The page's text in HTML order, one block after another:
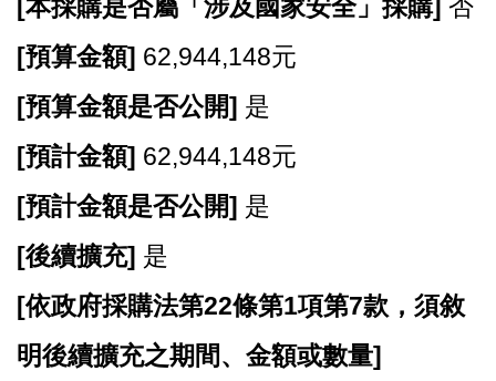
網
站
安
全
策
[本採購是否屬「涉及國家安全」採購] 否
[預算金額] 62,944,148元
[預算金額是否公開] 是
[預計金額] 62,944,148元
[預計金額是否公開] 是
[後續擴充] 是
[依政府採購法第22條第1項第7款，須敘
明後續擴充之期間、金額或數量]